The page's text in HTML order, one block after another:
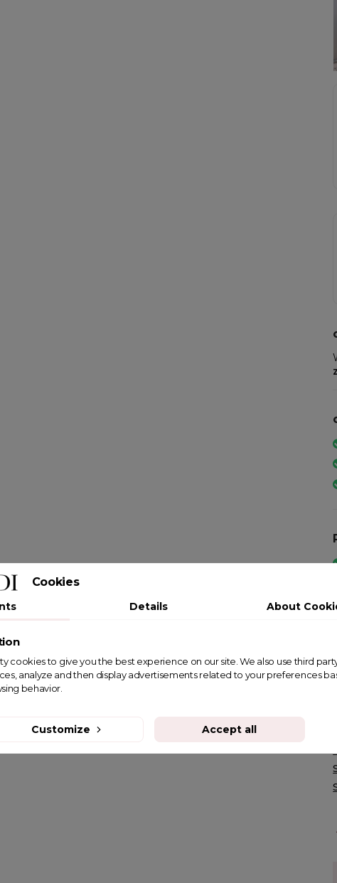
Cookies
Details About
cookies to give you the best experience on our site. We also use third
analyze and then display advertisements related to your preferences
behavior.
Customize Accept all